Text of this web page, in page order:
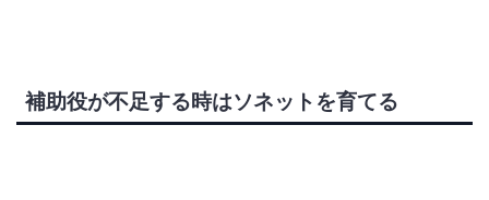
補助役が不足する時はソネットを育てる